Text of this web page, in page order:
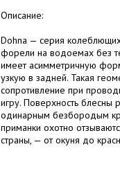
Описание:
Dohna — серия
форели на водоемах без
имеет асимметричную
узкую в задней. Такая
сопротивление при
игру. Поверхность блесны
одинарным безбородым
приманки охотно
страны, — от окуня до